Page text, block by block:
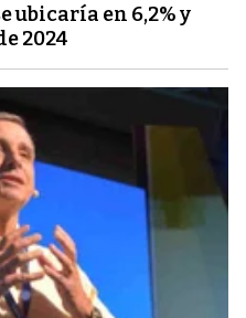
ubicaría en 6,2% y
2024